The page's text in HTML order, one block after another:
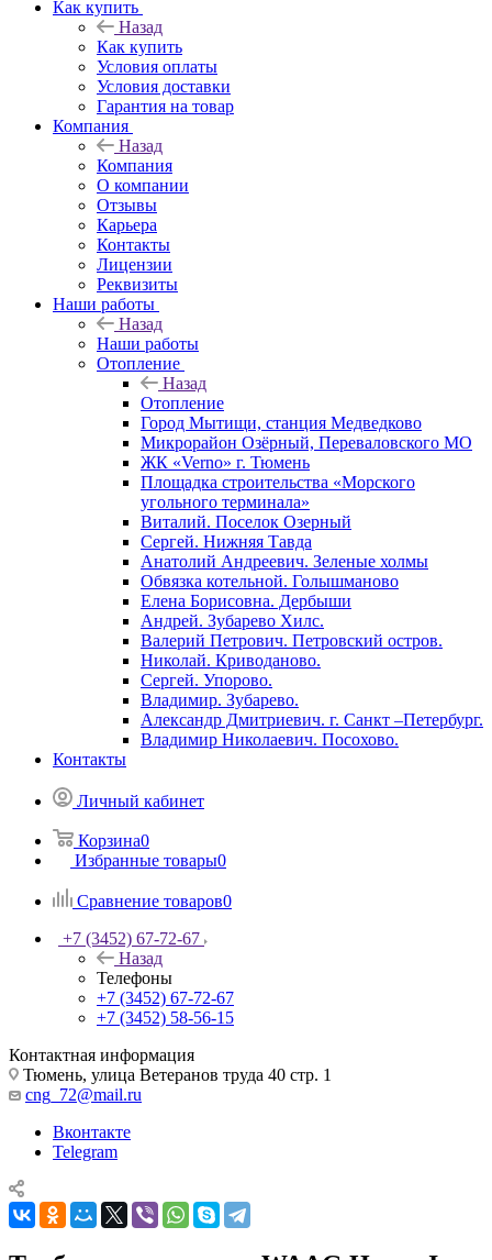
Как купить
Назад
Как купить
Условия оплаты
Условия доставки
Гарантия на товар
Компания
Назад
Компания
О компании
Отзывы
Карьера
Контакты
Лицензии
Реквизиты
Наши работы
Назад
Наши работы
Отопление
Назад
Отопление
Город Мытищи, станция Медведково
Микрорайон Озёрный, Переваловского МО
ЖК «Verno» г. Тюмень
Площадка строительства «Морского
угольного терминала»
Виталий. Поселок Озерный
Сергей. Нижняя Тавда
Анатолий Андреевич. Зеленые холмы
Обвязка котельной. Голышманово
Елена Борисовна. Дербыши
Андрей. Зубарево Хилс.
Валерий Петрович. Петровский остров.
Николай. Криводаново.
Сергей. Упорово.
Владимир. Зубарево.
Александр Дмитриевич. г. Санкт –Петербург.
Владимир Николаевич. Посохово.
Контакты
Личный кабинет
Корзина0
Избранные товары0
Сравнение товаров0
+7 (3452) 67-72-67
Назад
Телефоны
+7 (3452) 67-72-67
+7 (3452) 58-56-15
Контактная информация
Тюмень, улица Ветеранов труда 40 стр. 1
cng_72@mail.ru
Вконтакте
Telegram